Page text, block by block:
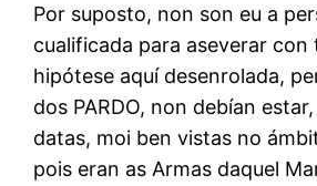
Por suposto, non son eu a
cualificada para aseverar
hipótese aquí desenrolada,
dos PARDO, non debían
datas, moi ben vistas no
pois eran as Armas daquel